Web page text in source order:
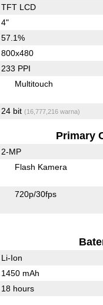
TFT LCD
4"
57.1%
800x480
233 PPI
Multitouch
24 bit (16,777,216 warna)
Primary
2-MP
Flash Kamera
720p/30fps
Li-Ion
1450 mAh
18 hours